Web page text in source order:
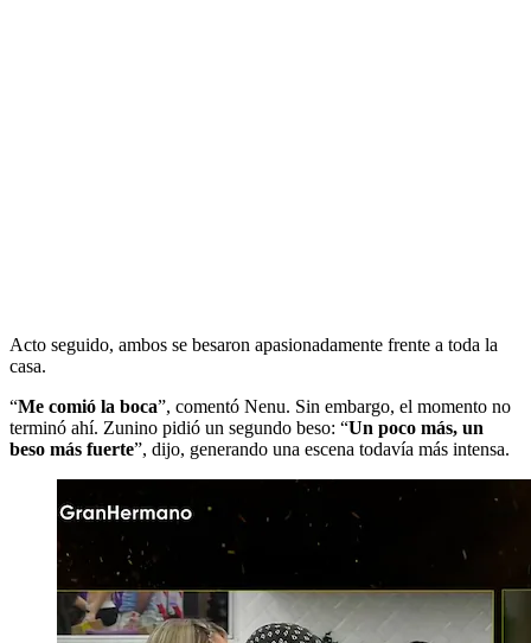
Acto seguido, ambos se besaron apasionadamente frente a toda la
casa.
“Me comió la boca”, comentó Nenu. Sin embargo, el momento no
terminó ahí. Zunino pidió un segundo beso: “Un poco más, un
beso más fuerte”, dijo, generando una escena todavía más intensa.